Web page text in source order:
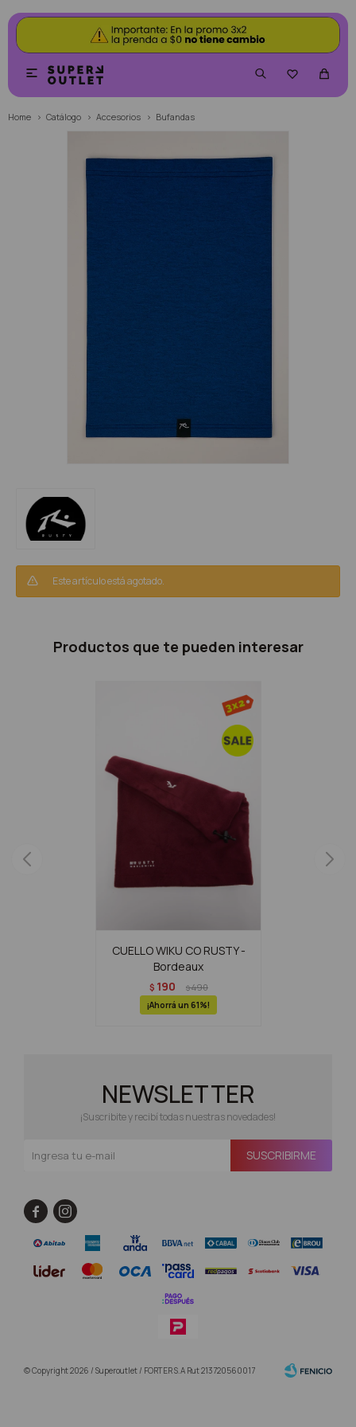


Home Catálogo Accesorios Bufandas
Este artículo está agotado.
Productos que te pueden interesar
CUELLO WIKU CO RUSTY -
Bordeaux
$ 190 $490
61
NEWSLETTER
¡Suscribite y recibí todas nuestras novedades!
SUSCRIBIRME
 
© Copyright 2026 / Superoutlet / FORTER S.A Rut 213720560017